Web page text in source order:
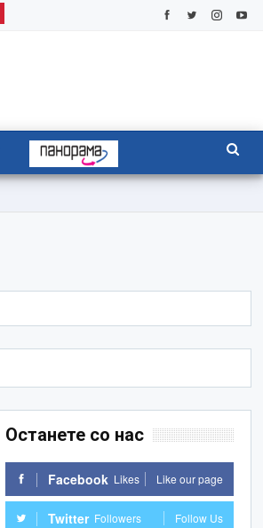
Останете со нас
Facebook Likes Like our page
Twitter Followers Follow Us